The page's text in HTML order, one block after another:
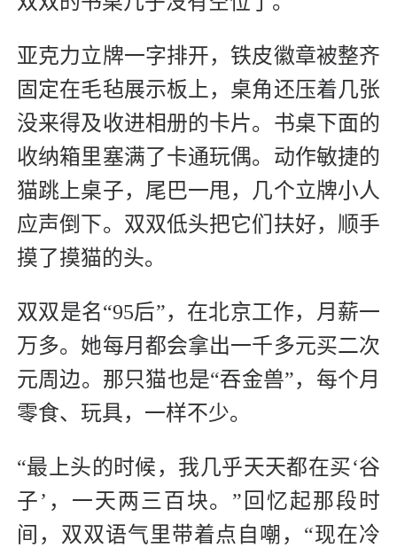
亚克力立牌一字排开，铁皮徽章被整齐
固定在毛毡展示板上，桌角还压着几张
没来得及收进相册的卡片。书桌下面的
收纳箱里塞满了卡通玩偶。动作敏捷的
猫跳上桌子，尾巴一甩，几个立牌小人
应声倒下。双双低头把它们扶好，顺手
摸了摸猫的头。
双双是名“95后”，在北京工作，月薪一
万多。她每月都会拿出一千多元买二次
元周边。那只猫也是“吞金兽”，每个月
零食、玩具，一样不少。
“最上头的时候，我几乎天天都在买‘谷
子’，一天两三百块。”回忆起那段时
间，双双语气里带着点自嘲，“现在冷